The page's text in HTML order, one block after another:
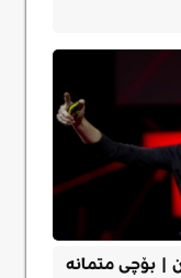
| بۆچی متمانە